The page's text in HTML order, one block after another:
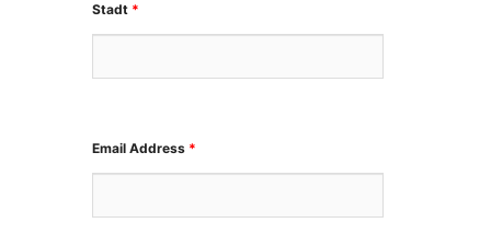
Stadt *
Email Address *